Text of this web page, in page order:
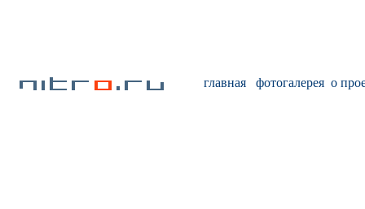
главная фотогалерея о